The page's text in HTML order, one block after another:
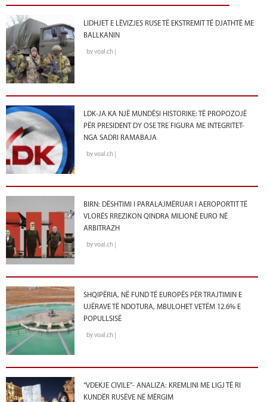
LIDHJET E LËVIZJES RUSE TË EKSTREMIT TË DJATHTË ME
BALLKANIN
by voal.ch |
LDK-JA KA NJË MUNDËSI HISTORIKE: TË PROPOZOJË
PËR PRESIDENT DY OSE TRE FIGURA ME INTEGRITET-
NGA SADRI RAMABAJA
by voal.ch |
BIRN: DËSHTIMI I PARALAJMËRUAR I AEROPORTIT TË
VLORËS RREZIKON QINDRA MILIONË EURO NË
ARBITRAZH
by voal.ch |
SHQIPËRIA, NË FUND TË EUROPËS PËR TRAJTIMIN E
UJËRAVE TË NDOTURA, MBULOHET VETËM 12.6% E
POPULLSISË
by voal.ch |
“VDEKJE CIVILE”- ANALIZA: KREMLINI ME LIGJ TË RI
KUNDËR RUSËVE NË MËRGIM